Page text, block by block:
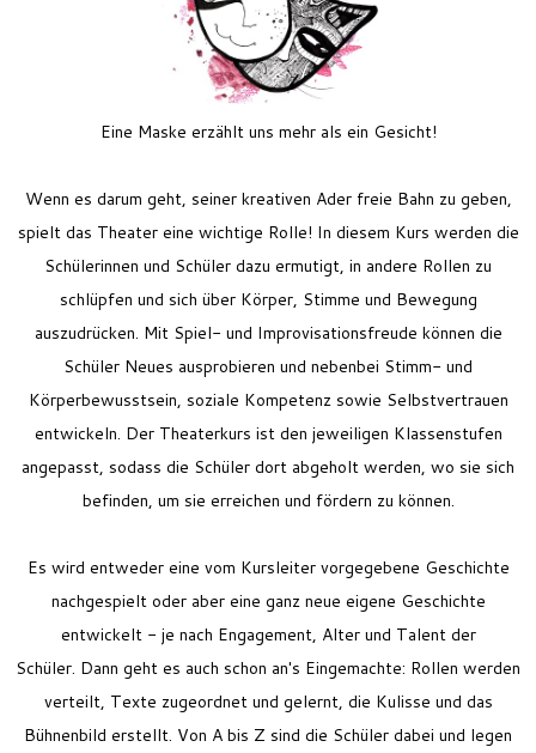
Feriencamp
Jobs
Kontakt
Eine Maske erzählt uns mehr als ein Gesicht!
Wenn es darum geht, seiner kreativen Ader freie Bahn zu geben,
spielt das Theater eine wichtige Rolle! In diesem Kurs werden die
Schülerinnen und Schüler dazu ermutigt, in andere Rollen zu
schlüpfen und sich über Körper, Stimme und Bewegung
auszudrücken. Mit Spiel- und Improvisationsfreude können die
Schüler Neues ausprobieren und nebenbei Stimm- und
Körperbewusstsein, soziale Kompetenz sowie Selbstvertrauen
entwickeln. Der Theaterkurs ist den jeweiligen Klassenstufen
angepasst, sodass die Schüler dort abgeholt werden, wo sie sich
befinden, um sie erreichen und fördern zu können.
Es wird entweder eine vom Kursleiter vorgegebene Geschichte
nachgespielt oder aber eine ganz neue eigene Geschichte
entwickelt - je nach Engagement, Alter und Talent der
Schüler. Dann geht es auch schon an's Eingemachte: Rollen werden
verteilt, Texte zugeordnet und gelernt, die Kulisse und das
Bühnenbild erstellt. Von A bis Z sind die Schüler dabei und legen